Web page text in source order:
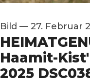
Bild — 27. Februar
Haamit-
2025